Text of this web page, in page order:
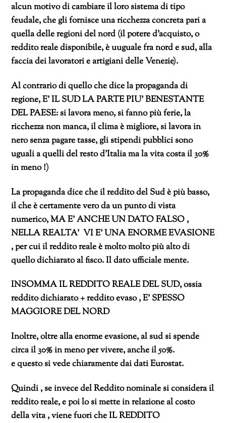
alcun motivo di cambiare il loro sistema di tipo
feudale, che gli fornisce una ricchezza concreta pari a
quella delle regioni del nord (il potere d’acquisto, o
reddito reale disponibile, è uuguale fra nord e sud, alla
faccia dei lavoratori e artigiani delle Venezie).
Al contrario di quello che dice la propaganda di
regione, E’ IL SUD LA PARTE PIU’ BENESTANTE
DEL PAESE: si lavora meno, si fanno più ferie, la
ricchezza non manca, il clima è migliore, si lavora in
nero senza pagare tasse, gli stipendi pubblici sono
uguali a quelli del resto d’Italia ma la vita costa il 30%
in meno !)
La propaganda dice che il reddito del Sud è più basso,
il che è certamente vero da un punto di vista
numerico, MA E’ ANCHE UN DATO FALSO ,
NELLA REALTA’ VI E’ UNA ENORME EVASIONE
, per cui il reddito reale è molto molto più alto di
quello dichiarato al fisco. Il dato ufficiale mente.
INSOMMA IL REDDITO REALE DEL SUD, ossia
reddito dichiarato + reddito evaso , E’ SPESSO
MAGGIORE DEL NORD
Inoltre, oltre alla enorme evasione, al sud si spende
circa il 30% in meno per vivere, anche il 50%.
e questo si vede chiaramente dai dati Eurostat.
Quindi , se invece del Reddito nominale si considera il
reddito reale, e poi lo si mette in relazione al costo
della vita , viene fuori che IL REDDITO